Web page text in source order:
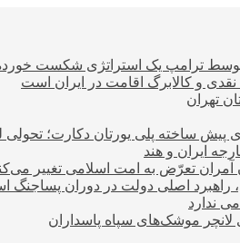
توسط ترامپ یک استراتژی شکست
نقدی و کالابرگ اقامت در ایران است
تهران
پیش ساخته پلی یورتان دکارت؛
ایران و هند
آمران تعرّض به امت اسلامی تغییر
راهبرد اصلی دولت در دوران پساجنگ
ندارد
موشک‌های سپاه پاسداران